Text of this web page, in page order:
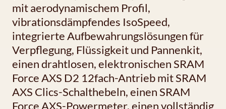
mit aerodynamischem Profil,
vibrationsdämpfendes IsoSpeed,
integrierte Aufbewahrungslösungen für
Verpflegung, Flüssigkeit und Pannenkit,
einen drahtlosen, elektronischen SRAM
Force AXS D2 12fach-Antrieb mit SRAM
AXS Clics-Schalthebeln, einen SRAM
Force AXS-Powermeter, einen vollständig